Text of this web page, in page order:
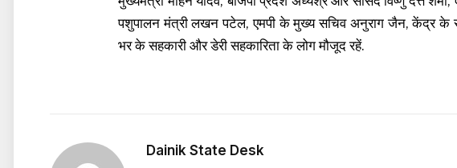
पशुपालन मंत्री लखन पटेल, एमपी के मुख्य सचिव अनुराग जैन, केंद्र के
भर के सहकारी और डेरी सहकारिता के लोग मौजूद रहें.
Dainik State Desk